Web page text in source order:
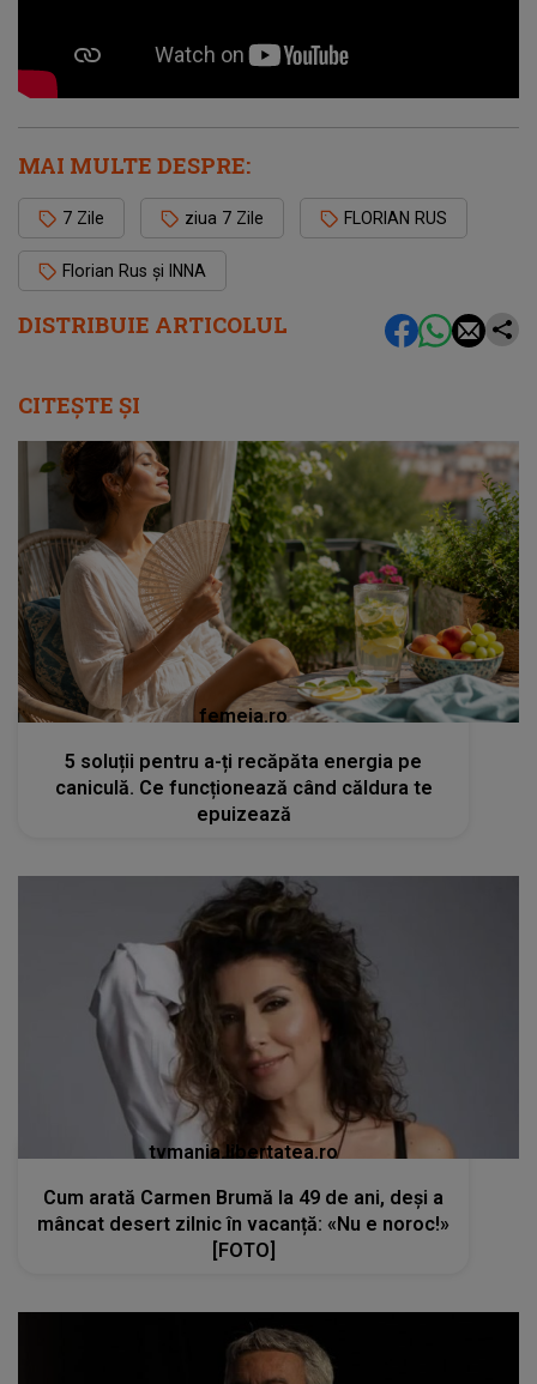
DISTRIBUIE ARTICOLUL
MAI MULTE DESPRE:
7 Zile ziua 7 Zile FLORIAN RUS
Florian Rus și INNA
CITEȘTE ȘI
femeia.ro
5 soluții pentru a-ți recăpăta energia pe
caniculă. Ce funcționează când căldura te
epuizează
tvmania.libertatea.ro
Cum arată Carmen Brumă la 49 de ani, deși a
mâncat desert zilnic în vacanță: «Nu e noroc!»
[FOTO]